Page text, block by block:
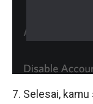
7. Selesai,